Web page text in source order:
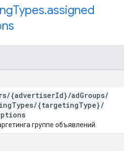
Types.assigned
/{advertiserId}/adGroups/
Types/{targetingType}/
группе объявлений.